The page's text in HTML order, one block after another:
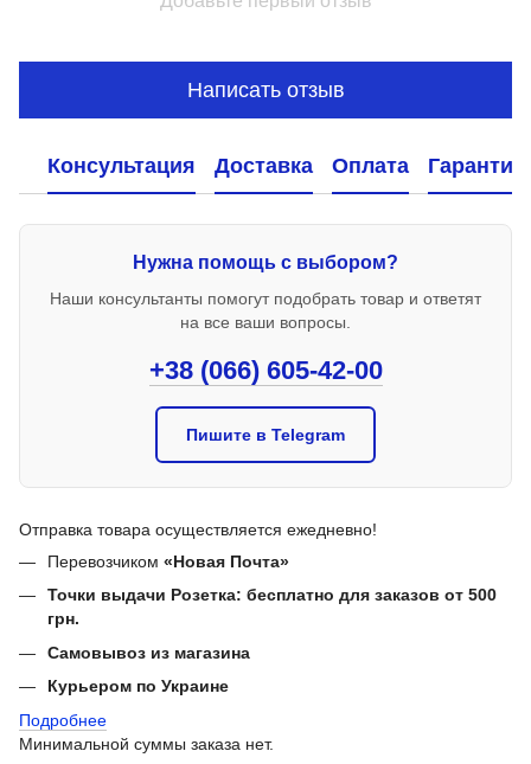
Написать отзыв
Консультация Доставка Оплата Гарантия
Нужна помощь с выбором?
Наши консультанты помогут подобрать товар и ответят
на все ваши вопросы.
+38 (066) 605-42-00
Пишите в Telegram
Отправка товара осуществляется ежедневно!
Перевозчиком «Новая Почта»
Точки выдачи Розетка: бесплатно для заказов от 500
грн.
Самовывоз из магазина
Курьером по Украине
Подробнее
Минимальной суммы заказа нет.